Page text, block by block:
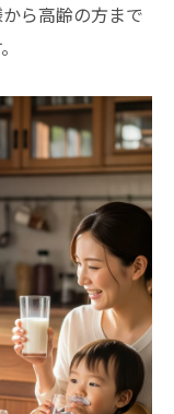
ら高齢の方まで